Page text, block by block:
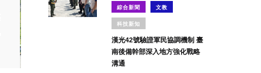
綜合新聞 文教
科技新知
漢光42號驗證軍民協調機制 臺
南後備幹部深入地方強化戰略
溝通